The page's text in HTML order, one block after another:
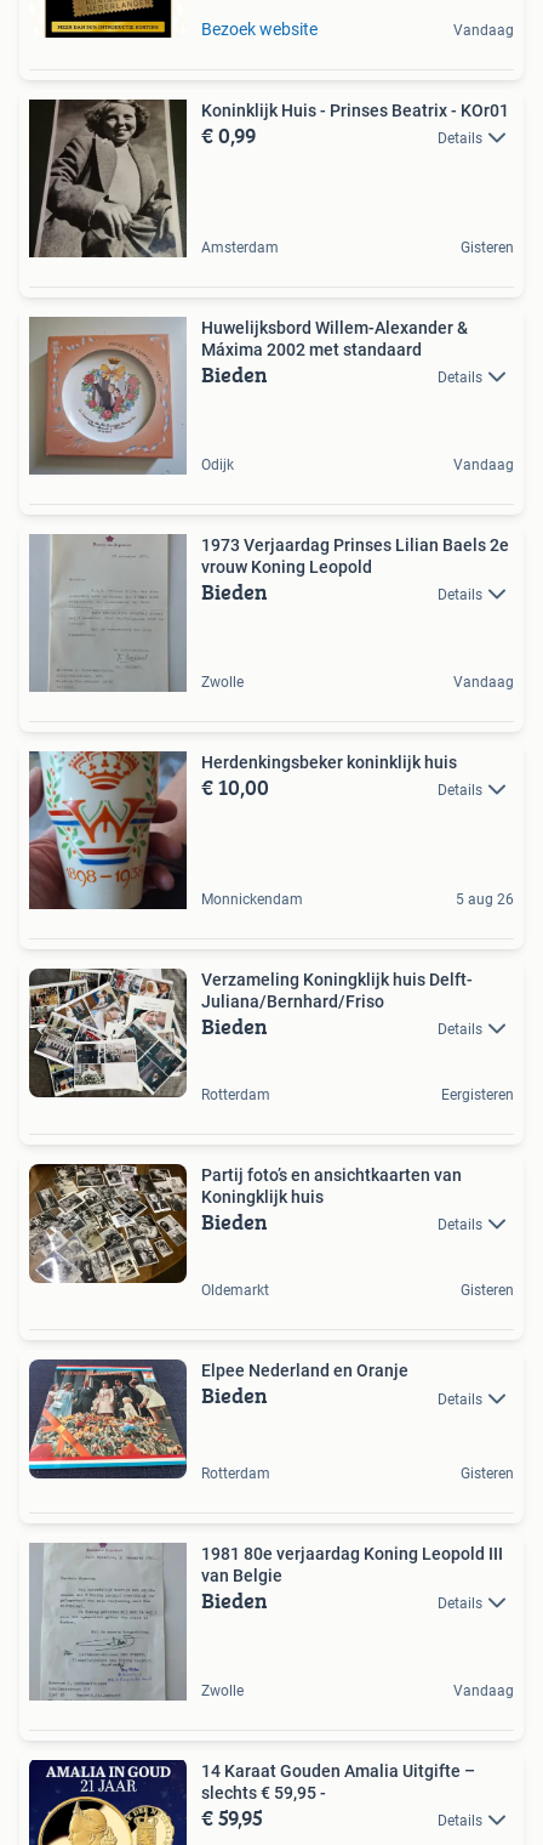
Bezoek website Vandaag
Koninklijk Huis - Prinses Beatrix - KOr01
€ 0,99 Details
Amsterdam Gisteren
Huwelijksbord Willem-Alexander &
Máxima 2002 met standaard
Bieden Details
Odijk Vandaag
1973 Verjaardag Prinses Lilian Baels 2e
vrouw Koning Leopold
Bieden Details
Zwolle Vandaag
Herdenkingsbeker koninklijk huis
€ 10,00 Details
Monnickendam 5 aug 26
Verzameling Koningklijk huis Delft-
Juliana/Bernhard/Friso
Bieden Details
Rotterdam Eergisteren
Partij foto’s en ansichtkaarten van
Koningklijk huis
Bieden Details
Oldemarkt Gisteren
Elpee Nederland en Oranje
Bieden Details
Rotterdam Gisteren
1981 80e verjaardag Koning Leopold III
van Belgie
Bieden Details
Zwolle Vandaag
14 Karaat Gouden Amalia Uitgifte –
slechts € 59,95 -
€ 59,95 Details